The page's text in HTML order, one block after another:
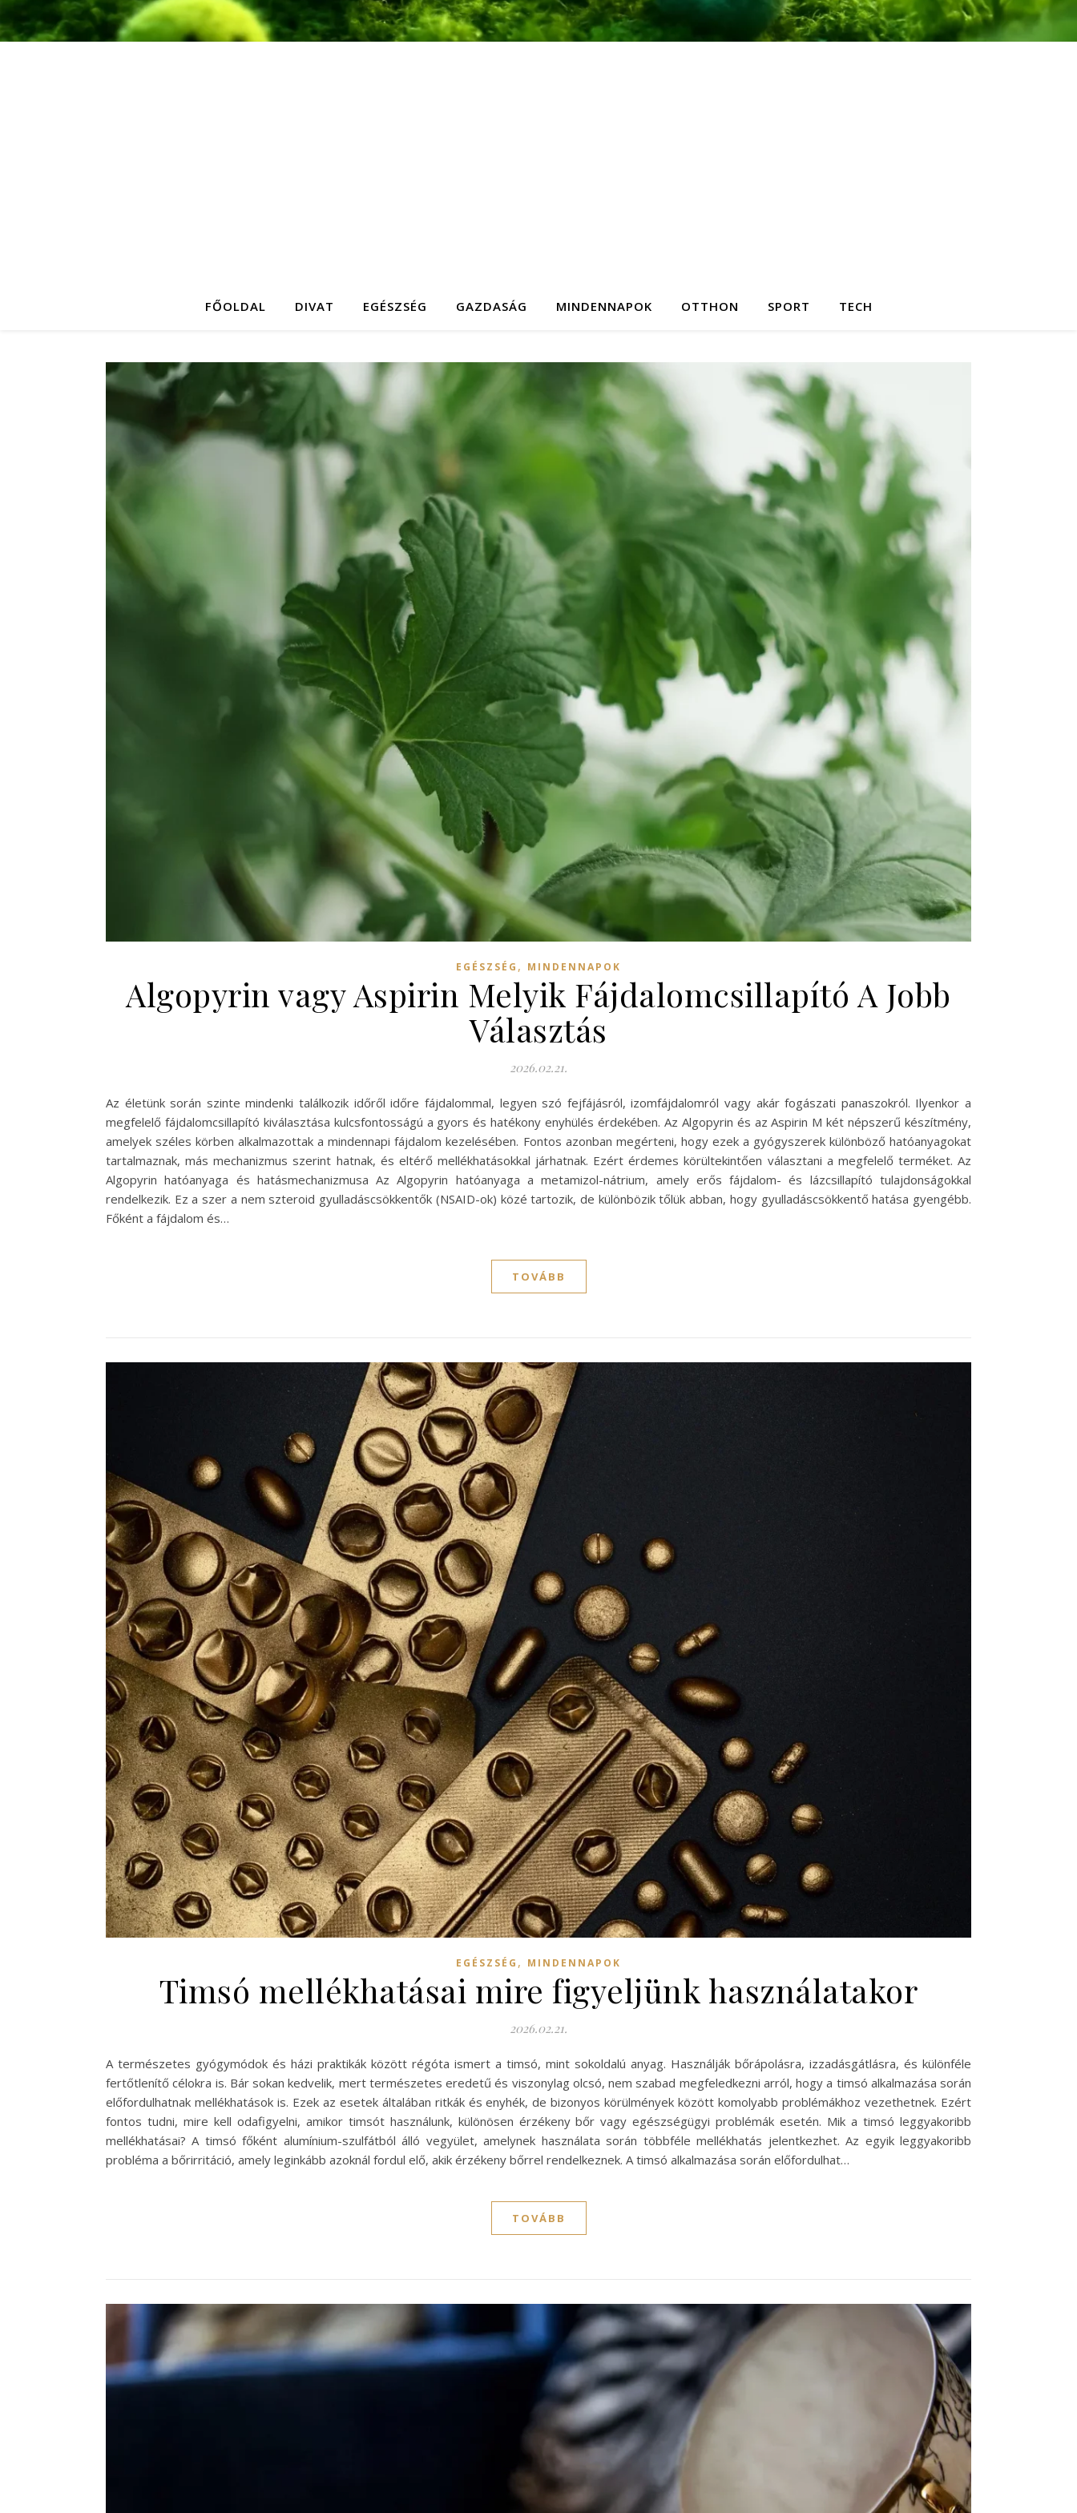
FŐOLDAL DIVAT EGÉSZSÉG GAZDASÁG MINDENNAPOK OTTHON SPORT TECH
EGÉSZSÉG , MINDENNAPOK
Algopyrin vagy Aspirin Melyik Fájdalomcsillapító A Jobb
Választás
2026.02.21.
Az életünk során szinte mindenki találkozik időről időre fájdalommal, legyen szó fejfájásról, izomfájdalomról vagy akár fogászati panaszokról. Ilyenkor a
megfelelő fájdalomcsillapító kiválasztása kulcsfontosságú a gyors és hatékony enyhülés érdekében. Az Algopyrin és az Aspirin M két népszerű készítmény,
amelyek széles körben alkalmazottak a mindennapi fájdalom kezelésében. Fontos azonban megérteni, hogy ezek a gyógyszerek különböző hatóanyagokat
tartalmaznak, más mechanizmus szerint hatnak, és eltérő mellékhatásokkal járhatnak. Ezért érdemes körültekintően választani a megfelelő terméket. Az
Algopyrin hatóanyaga és hatásmechanizmusa Az Algopyrin hatóanyaga a metamizol-nátrium, amely erős fájdalom- és lázcsillapító tulajdonságokkal
rendelkezik. Ez a szer a nem szteroid gyulladáscsökkentők (NSAID-ok) közé tartozik, de különbözik tőlük abban, hogy gyulladáscsökkentő hatása gyengébb.
Főként a fájdalom és…
TOVÁBB
EGÉSZSÉG , MINDENNAPOK
Timsó mellékhatásai mire figyeljünk használatakor
2026.02.21.
A természetes gyógymódok és házi praktikák között régóta ismert a timsó, mint sokoldalú anyag. Használják bőrápolásra, izzadásgátlásra, és különféle
fertőtlenítő célokra is. Bár sokan kedvelik, mert természetes eredetű és viszonylag olcsó, nem szabad megfeledkezni arról, hogy a timsó alkalmazása során
előfordulhatnak mellékhatások is. Ezek az esetek általában ritkák és enyhék, de bizonyos körülmények között komolyabb problémákhoz vezethetnek. Ezért
fontos tudni, mire kell odafigyelni, amikor timsót használunk, különösen érzékeny bőr vagy egészségügyi problémák esetén. Mik a timsó leggyakoribb
mellékhatásai? A timsó főként alumínium-szulfátból álló vegyület, amelynek használata során többféle mellékhatás jelentkezhet. Az egyik leggyakoribb
probléma a bőrirritáció, amely leginkább azoknál fordul elő, akik érzékeny bőrrel rendelkeznek. A timsó alkalmazása során előfordulhat…
TOVÁBB